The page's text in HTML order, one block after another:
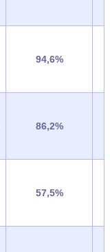
94,6%
86,2%
57,5%